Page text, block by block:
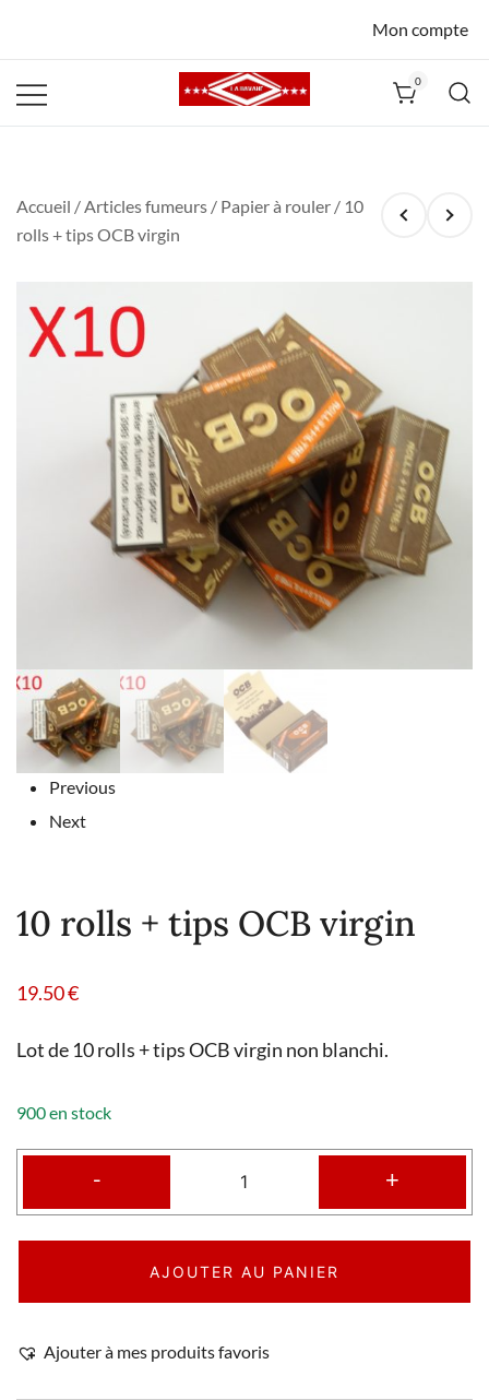
Mon compte
0
Accueil /Articles fumeurs / Papier à rouler / 10
rolls + tips OCB virgin
Previous
Next
10 rolls + tips OCB virgin
19.50€
Lot de 10 rolls + tips OCB virgin non blanchi.
900 en stock
- +
AJOUTER AU PANIER
Ajouter à mes produits favoris